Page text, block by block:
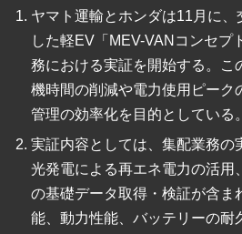
ヤマト運輸とホンダは11月に
した軽EV「MEV-VANコンセプ
務における実証を開始する。こ
機時間の削減や電力使用ピーク
管理の効率化を目的としている。
実証内容としては、集配業務の
光発電による再エネ電力の活用
の基礎データ取得・検証が含ま
能、動力性能、バッテリーの耐